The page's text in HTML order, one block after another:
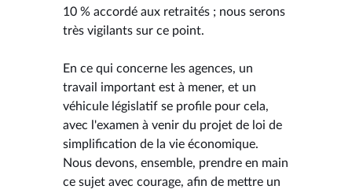
10 % accordé aux retraités ; nous serons
très vigilants sur ce point.
En ce qui concerne les agences, un
travail important est à mener, et un
véhicule législatif se profile pour cela,
avec l'examen à venir du projet de loi de
simplification de la vie économique.
Nous devons, ensemble, prendre en main
ce sujet avec courage, afin de mettre un